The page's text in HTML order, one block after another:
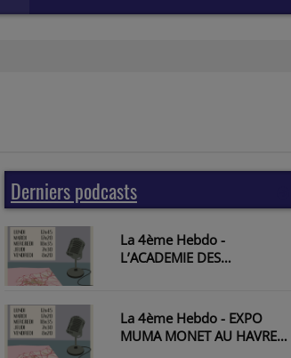
Derniers podcasts
La 4ème Hebdo -
L’ACADEMIE DES
Lazarevitch
La 4ème Hebdo - EXPO
MUMA MONET AU HAVRE